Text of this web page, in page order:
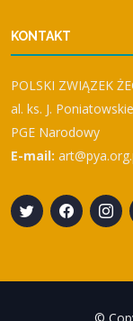
KONTAKT
POLSKI ZWIĄZEK
al. ks. J.
PGE Narodowy
E-mail: